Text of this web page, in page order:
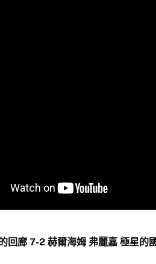
回廊 7-2 赫爾海姆 弗麗嘉 極星的